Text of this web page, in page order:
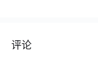
评论